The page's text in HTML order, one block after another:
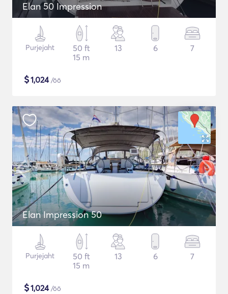
Elan 50 Impression
Purjejaht
50 ft
15 m
13 6 7
$1,024/öö
Elan Impression 50
Purjejaht
50 ft
15 m
13 6 7
$1,024/öö